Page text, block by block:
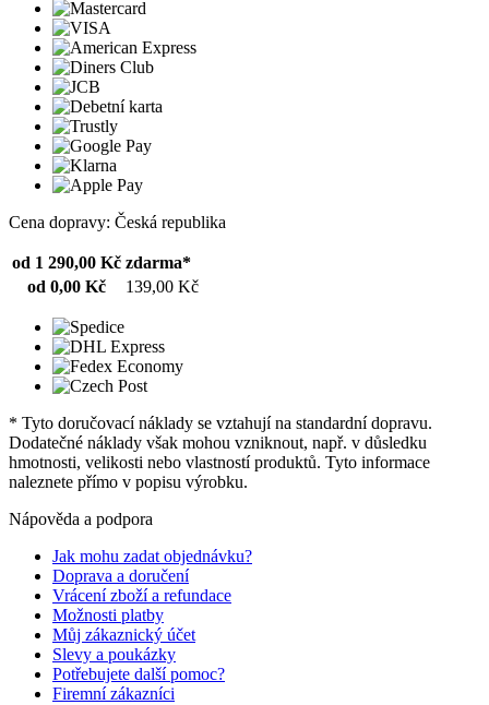
Cena dopravy: Česká republika
od 1 290,00 Kč zdarma*
od 0,00 Kč
139,00 Kč
* Tyto doručovací náklady se vztahují na standardní dopravu.
Dodatečné náklady však mohou vzniknout, např. v důsledku
hmotnosti, velikosti nebo vlastností produktů. Tyto informace
naleznete přímo v popisu výrobku.
Nápověda a podpora
Jak mohu zadat objednávku?
Doprava a doručení
Vrácení zboží a refundace
Možnosti platby
Můj zákaznický účet
Slevy a poukázky
Potřebujete další pomoc?
Firemní zákazníci